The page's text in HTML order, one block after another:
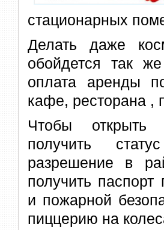
стационарных
Делать даже
обойдется так
оплата аренды
кафе, ресторана ,
Чтобы открыть
получить
разрешение в
получить
и пожарной
пиццерию на